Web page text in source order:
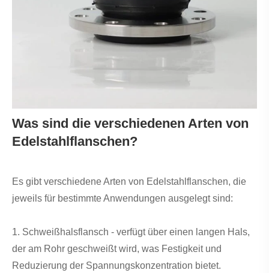
Was sind die verschiedenen Arten von
Edelstahlflanschen?
Es gibt verschiedene Arten von Edelstahlflanschen, die
jeweils für bestimmte Anwendungen ausgelegt sind:
1. Schweißhalsflansch - verfügt über einen langen Hals,
der am Rohr geschweißt wird, was Festigkeit und
Reduzierung der Spannungskonzentration bietet.